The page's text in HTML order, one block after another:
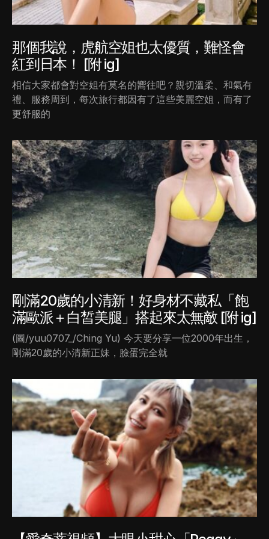
那個我說，虎航空姐也太優質，難怪會
紅到日本！ [附 ig]
相信大家都會對空姐有莫名的嚮往吧？親切溫柔、和氣有
禮、服務周到，每次旅行都因有了這些美麗空姐，而有了
更舒服的
剛滿20歲的小清新！好身材不藏私「飽
滿歐派＋白皙美腿」搭起來太無敵 [附 ig]
(圖/yuu0707_/Ching Yu) 今天要分享一位2000年出生，
剛滿20歲的小清新正妹，臉蛋完全就